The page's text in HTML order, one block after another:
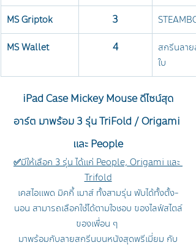
MS Griptok 3
MS Wallet 4
สกรีนลา
ใบ
iPad Case Mickey Mouse ดีไซน์สุด
อาร์ต มาพร้อม 3 รุ่น TriFold / Origami
และ People
✅มีให้เลือก 3 รุ่น ได้แก่ People, Origami และ
Trifold
เคสไอแพด มิคกี้ เมาส์ ทั้งสามรุ่น พับได้ทั้งตั้ง-
นอน สามารถเลือกใช้ได้ตามใจชอบ ของไลฟ์สไตล์
ของเพื่อน ๆ
มาพร้อมกับลายสกรีนบนหนังสุดพรีเมี่ยม กับ